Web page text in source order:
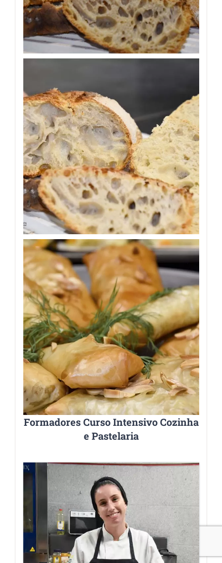
Formadores Curso Intensivo Cozinha
e Pastelaria